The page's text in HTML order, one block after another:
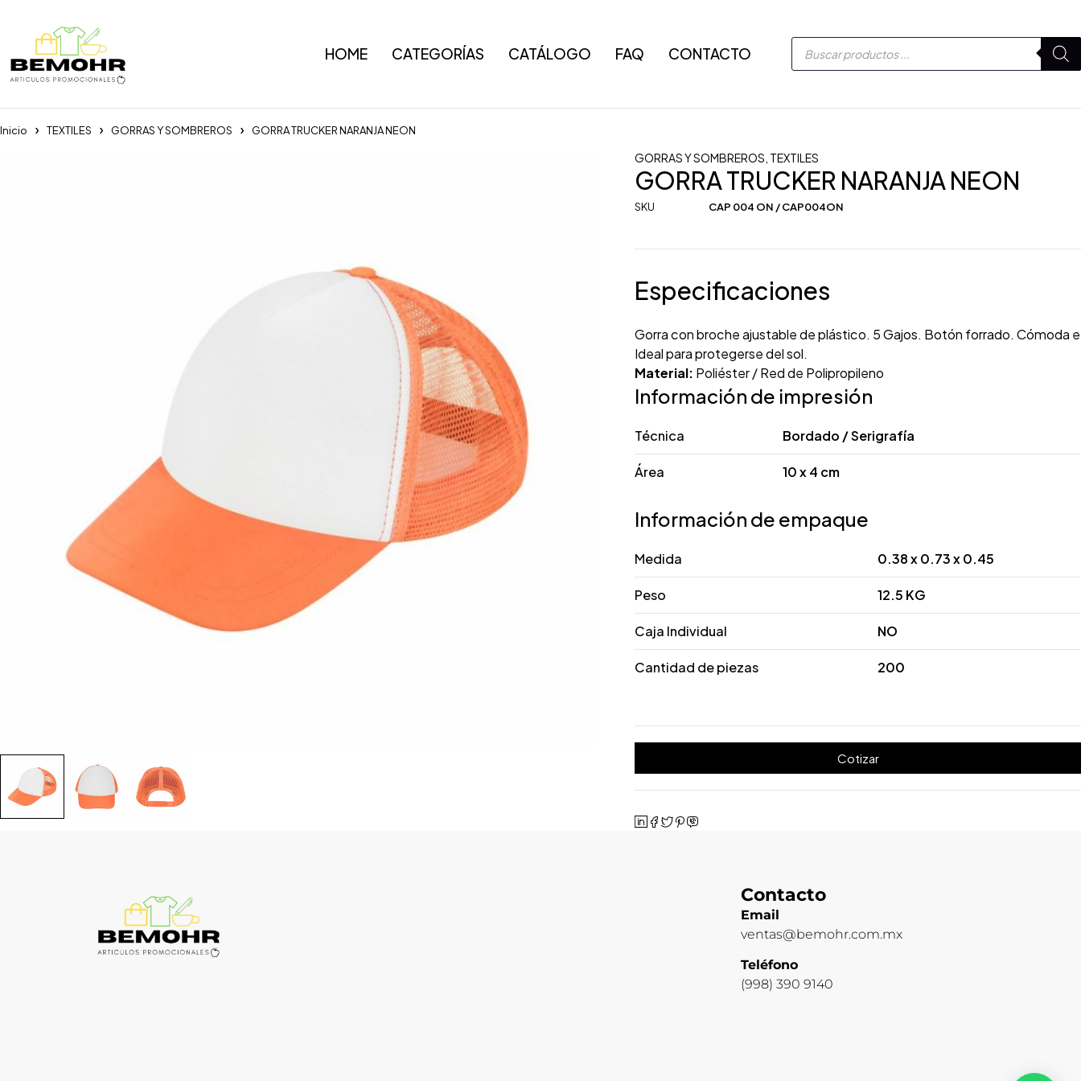
HOME CATEGORÍAS CATÁLOGO FAQ CONTACTO
Inicio TEXTILES GORRAS Y SOMBREROS GORRA TRUCKER NARANJA NEON
GORRAS Y SOMBREROS TEXTILES
GORRA TRUCKER NARANJA NEON
SKU CAP 004 ON / CAP004ON
Especificaciones
Gorra con broche ajustable de plástico. 5 Gajos. Botón forrado. Cómoda e
Ideal para protegerse del sol.
Material: Poliéster / Red de Polipropileno
Información de impresión
Técnica Bordado / Serigrafía
Área 10 x 4 cm
Información de empaque
Medida 0.38 x 0.73 x 0.45
Peso 12.5 KG
Caja Individual NO
Cantidad de piezas 200
Cotizar
Contacto
Email
ventas@bemohr.com.mx
Teléfono
(998) 390 9140